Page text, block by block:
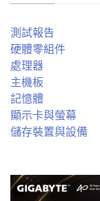
測試報告
硬體零組件
處理器
主機板
記憶體
顯示卡與螢幕
儲存裝置與設備